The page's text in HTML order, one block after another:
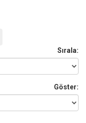
Sırala:
Göster: